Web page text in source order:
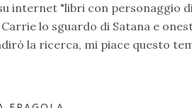
internet "libri con personaggio
lo sguardo di Satana e
la ricerca, mi piace questo